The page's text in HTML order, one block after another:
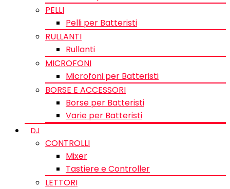
PELLI
Pelli per Batteristi
RULLANTI
Rullanti
MICROFONI
Microfoni per Batteristi
BORSE E ACCESSORI
Borse per Batteristi
Varie per Batteristi
DJ
CONTROLLI
Mixer
Tastiere e Controller
LETTORI